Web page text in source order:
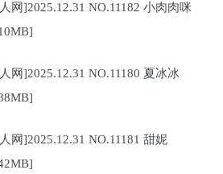
网]2025.12.31 NO.11182 小肉肉咪
网]2025.12.31 NO.11180 夏冰冰
网]2025.12.31 NO.11181 甜妮